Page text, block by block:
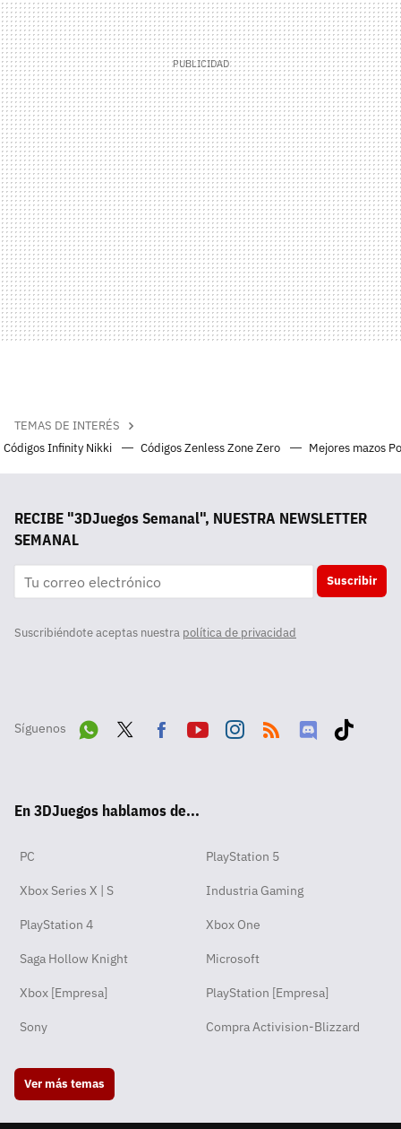
TEMAS DE INTERÉS
Códigos Infinity Nikki
Códigos Zenless Zone Zero Mejores mazos
RECIBE "3DJuegos Semanal", NUESTRA NEWSLETTER
SEMANAL
Suscribir
Suscribiéndote aceptas nuestra política de privacidad
Síguenos
pp
ok
En 3DJuegos hablamos de...
PC PlayStation 5
Xbox Series X | S Industria Gaming
PlayStation 4 Xbox One
Saga Hollow Knight Microsoft
Xbox [Empresa] PlayStation [Empresa]
Sony Compra Activision-Blizzard
Ver más temas